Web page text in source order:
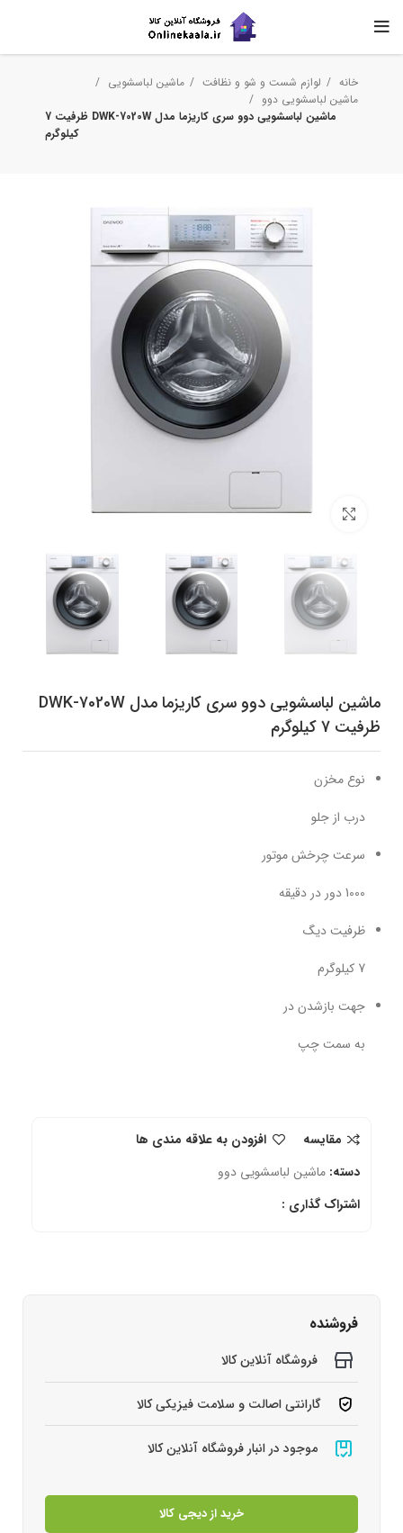
خانه لوازم شست و شو و نظافت
ماشین لباسشویی
ماشین لباسشویی دوو
ماشین لباسشویی دوو سری کاریزما مدل DWK-7020W ظرفیت 7
کیلوگرم
برای بزرگنمایی کلیک کنید
ماشین لباسشویی دوو سری کاریزما مدل DWK-7020W
ظرفیت 7 کیلوگرم
نوع مخزن
درب از جلو
سرعت چرخش موتور
1000 دور در دقیقه
ظرفیت دیگ
7 کیلوگرم
جهت بازشدن در
به سمت چپ
مقایسه
افزودن به علاقه مندی ها
دسته: ماشین لباسشویی دوو
اشتراک گذاری :
فروشنده
فروشگاه آنلاین کالا
گارانتی اصالت و سلامت فیزیکی کالا
موجود در انبار فروشگاه آنلاین کالا
خرید از دیجی کالا